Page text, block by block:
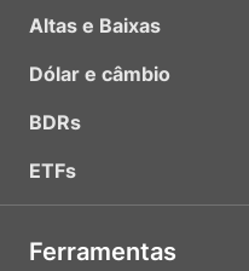
Altas e Baixas
Dólar e câmbio
BDRs
ETFs
Ferramentas